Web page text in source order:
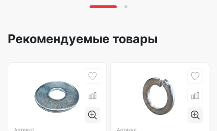
Рекомендуемые товары
Артикул Артикул